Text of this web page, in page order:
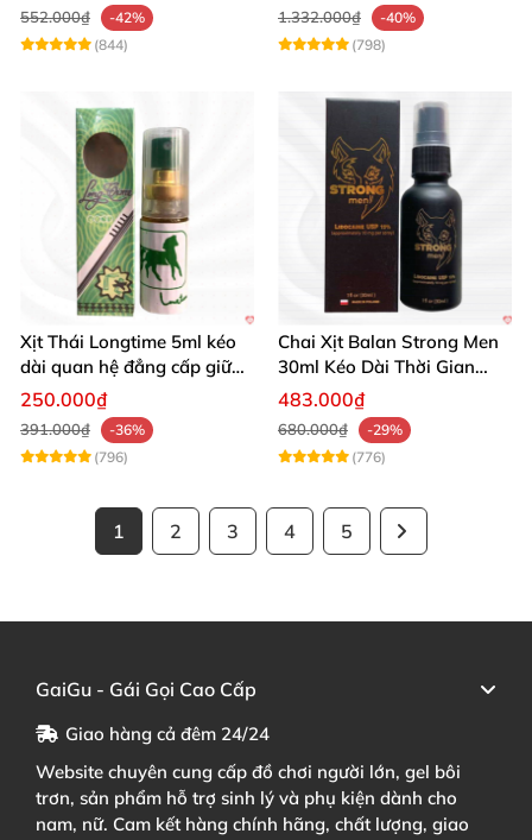
552.000₫
-42%
(844)
1.332.000₫
-40%
(798)
Xịt Thái Longtime 5ml kéo
dài quan hệ đẳng cấp giữ
cuộc yêu
250.000₫
391.000₫
-36%
(796)
Chai Xịt Balan Strong Men
30ml Kéo Dài Thời Gian
Quan Hệ
483.000₫
680.000₫
-29%
(776)
1 2 3 4 5
GaiGu - Gái Gọi Cao Cấp
Giao hàng cả đêm 24/24
Website chuyên cung cấp đồ chơi người lớn, gel bôi
trơn, sản phẩm hỗ trợ sinh lý và phụ kiện dành cho
nam, nữ. Cam kết hàng chính hãng, chất lượng, giao